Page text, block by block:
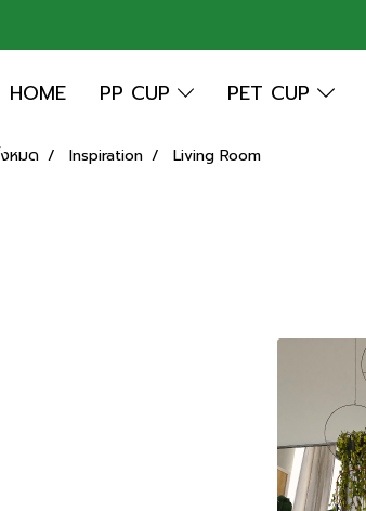
HOME PP CUP PET CUP
หมด Inspiration Living Room